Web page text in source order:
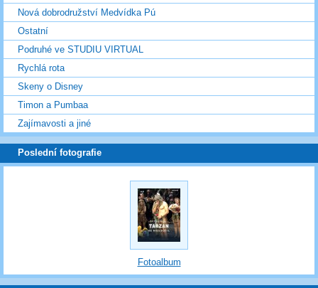
Nová dobrodružství Medvídka Pú
Ostatní
Podruhé ve STUDIU VIRTUAL
Rychlá rota
Skeny o Disney
Timon a Pumbaa
Zajímavosti a jiné
Poslední fotografie
Fotoalbum